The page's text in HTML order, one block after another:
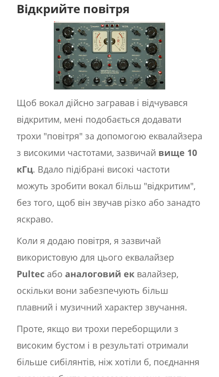
Відкрийте повітря
Щоб вокал дійсно загравав і відчувався
відкритим, мені подобається додавати
трохи "повітря" за допомогою еквалайзера
з високими частотами, зазвичай вище 10
кГц. Вдало підібрані високі частоти
можуть зробити вокал більш "відкритим",
без того, щоб він звучав різко або занадто
яскраво.
Коли я додаю повітря, я зазвичай
використовую для цього еквалайзер
Pultecабо аналоговий еквалайзер,
оскільки вони забезпечують більш
плавний і музичний характер звучання.
Проте, якщо ви трохи переборщили з
високим бустом і в результаті отримали
більше сибілянтів, ніж хотіли б, поєднання